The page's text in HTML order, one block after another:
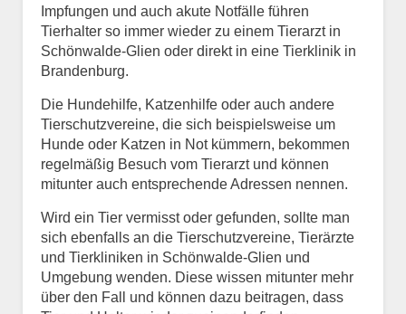
Impfungen und auch akute Notfälle führen
Tierhalter so immer wieder zu einem Tierarzt in
Schönwalde-Glien oder direkt in eine Tierklinik in
Brandenburg.
Die Hundehilfe, Katzenhilfe oder auch andere
Tierschutzvereine, die sich beispielsweise um
Hunde oder Katzen in Not kümmern, bekommen
regelmäßig Besuch vom Tierarzt und können
mitunter auch entsprechende Adressen nennen.
Wird ein Tier vermisst oder gefunden, sollte man
sich ebenfalls an die Tierschutzvereine, Tierärzte
und Tierkliniken in Schönwalde-Glien und
Umgebung wenden. Diese wissen mitunter mehr
über den Fall und können dazu beitragen, dass